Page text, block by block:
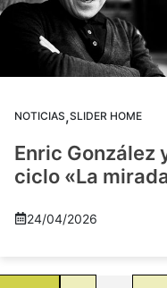
NOTICIAS,SLIDER HOME
Enric González
ciclo «La
24/04/2026